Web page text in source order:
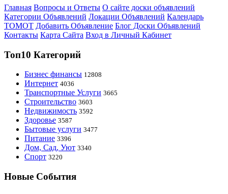
Главная Вопросы и Ответы О сайте доски объявлений
Категории Объявлений Локации Объявлений Календарь
ТОМОТ Добавить Объявление Блог Доски Объявлений
Контакты Карта Сайта Вход в Личный Кабинет
Топ10 Категорий
Бизнес финансы 12808
Интернет 4036
Транспортные Услуги 3665
Строительство 3603
Недвижимость 3592
Здоровье 3587
Бытовые услуги 3477
Питание 3396
Дом, Сад, Уют 3340
Спорт 3220
Новые События